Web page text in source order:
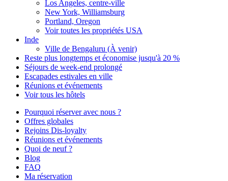
Los Angeles, centre-ville
New York, Williamsburg
Portland, Oregon
Voir toutes les propriétés USA
Inde
Ville de Bengaluru (À venir)
Reste plus longtemps et économise jusqu'à 20 %
Séjours de week-end prolongé
Escapades estivales en ville
Réunions et événements
Voir tous les hôtels
Pourquoi réserver avec nous ?
Offres globales
Rejoins Dis-loyalty
Réunions et événements
Quoi de neuf ?
Blog
FAQ
Ma réservation